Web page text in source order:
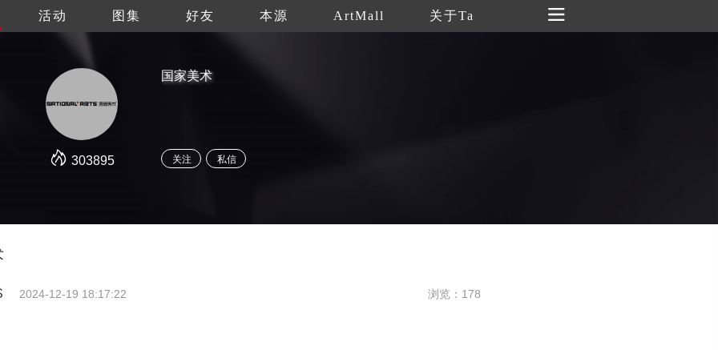
活动 图集 好友 本源 ArtMall 关于Ta
303895
国家美术
关注 私信
2024-12-19 18:17:22 浏览：178